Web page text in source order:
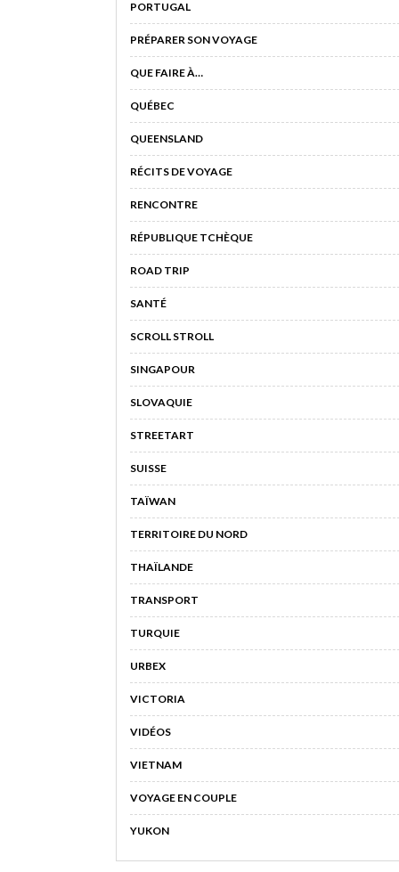
PORTUGAL
PRÉPARER SON VOYAGE
QUE FAIRE À…
QUÉBEC
QUEENSLAND
RÉCITS DE VOYAGE
RENCONTRE
RÉPUBLIQUE TCHÈQUE
ROAD TRIP
SANTÉ
SCROLL STROLL
SINGAPOUR
SLOVAQUIE
STREETART
SUISSE
TAÏWAN
TERRITOIRE DU NORD
THAÏLANDE
TRANSPORT
TURQUIE
URBEX
VICTORIA
VIDÉOS
VIETNAM
VOYAGE EN COUPLE
YUKON